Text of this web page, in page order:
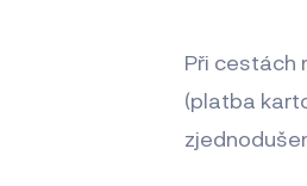
Při cestách
(platba